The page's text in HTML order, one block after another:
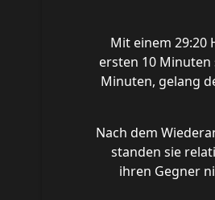
Mit einem 29:20
ersten 10 Minuten
Minuten, gelang
Nach dem
standen sie
ihren Gegner